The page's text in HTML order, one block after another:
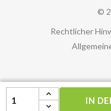
IN
©
Rechtlicher